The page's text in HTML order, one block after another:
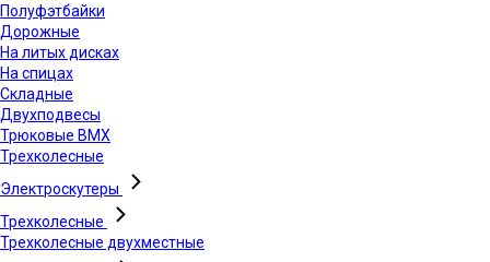
Полуфэтбайки
Дорожные
На литых дисках
На спицах
Складные
Двухподвесы
Трюковые BMX
Трехколесные
Электроскутеры
Трехколесные
Трехколесные двухместные